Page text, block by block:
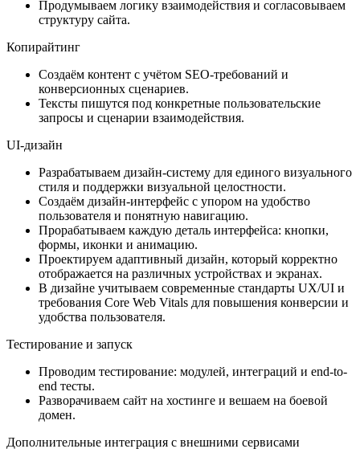
Продумываем логику взаимодействия и согласовываем
структуру сайта.
Копирайтинг
Создаём контент с учётом SEO-требований и
конверсионных сценариев.
Тексты пишутся под конкретные пользовательские
запросы и сценарии взаимодействия.
UI-дизайн
Разрабатываем дизайн-систему для единого визуального
стиля и поддержки визуальной целостности.
Создаём дизайн-интерфейс с упором на удобство
пользователя и понятную навигацию.
Прорабатываем каждую деталь интерфейса: кнопки,
формы, иконки и анимацию.
Проектируем адаптивный дизайн, который корректно
отображается на различных устройствах и экранах.
В дизайне учитываем современные стандарты UX/UI и
требования Core Web Vitals для повышения конверсии и
удобства пользователя.
Тестирование и запуск
Проводим тестирование: модулей, интеграций и end-to-
end тесты.
Разворачиваем сайт на хостинге и вешаем на боевой
домен.
Дополнительные интеграция с внешними сервисами